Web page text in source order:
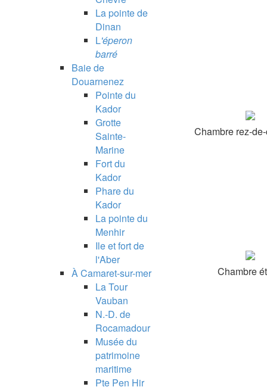
La pointe de
Dinan
L'éperon
barré
Baie de
Douarnenez
Pointe du
Kador
Grotte
Sainte-
Marine
Fort du
Kador
Phare du
Kador
La pointe du
Menhir
Ile et fort de
l'Aber
À Camaret-sur-mer
La Tour
Vauban
N.-D. de
Rocamadour
Musée du
patrimoine
maritime
Pte Pen Hir
Chambre rez-
Chambre